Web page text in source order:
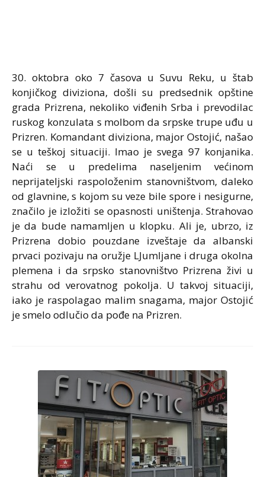
30. oktobra oko 7 časova u Suvu Reku, u štab
konjičkog diviziona, došli su predsednik opštine
grada Prizrena, nekoliko viđenih Srba i prevodilac
ruskog konzulata s molbom da srpske trupe uđu u
Prizren. Komandant diviziona, major Ostojić, našao
se u teškoj situaciji. Imao je svega 97 konjanika.
Naći se u predelima naseljenim većinom
neprijateljski raspoloženim stanovništvom, daleko
od glavnine, s kojom su veze bile spore i nesigurne,
značilo je izložiti se opasnosti uništenja. Strahovao
je da bude namamljen u klopku. Ali je, ubrzo, iz
Prizrena dobio pouzdane izveštaje da albanski
prvaci pozivaju na oružje LJumljane i druga okolna
plemena i da srpsko stanovništvo Prizrena živi u
strahu od verovatnog pokolja. U takvoj situaciji,
iako je raspolagao malim snagama, major Ostojić
je smelo odlučio da pođe na Prizren.